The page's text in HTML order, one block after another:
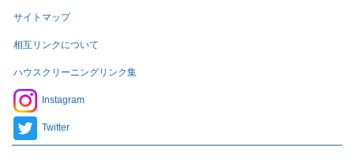
サイトマップ
相互リンクについて
ハウスクリーニングリンク集
Instagram
Twitter